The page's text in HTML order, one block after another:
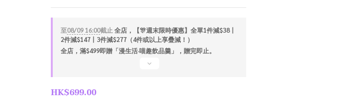
至08/09 16:00截止 全店，【🎊週末限時優惠】全單1件減$38丨
2件減$147丨3件減$277（4件或以上享疊減！）
全店，滿$499即贈「漫生活·喵趣飲品羹」，贈完即止。
HK$699.00